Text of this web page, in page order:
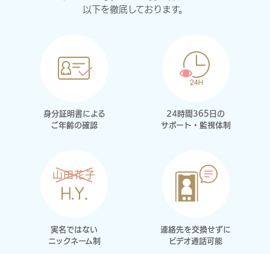
以下を徹底しております。
身分証明書による
ご年齢の確認
24時間365日の
サポート・監視体制
実名ではない
ニックネーム制
連絡先を交換せずに
ビデオ通話可能